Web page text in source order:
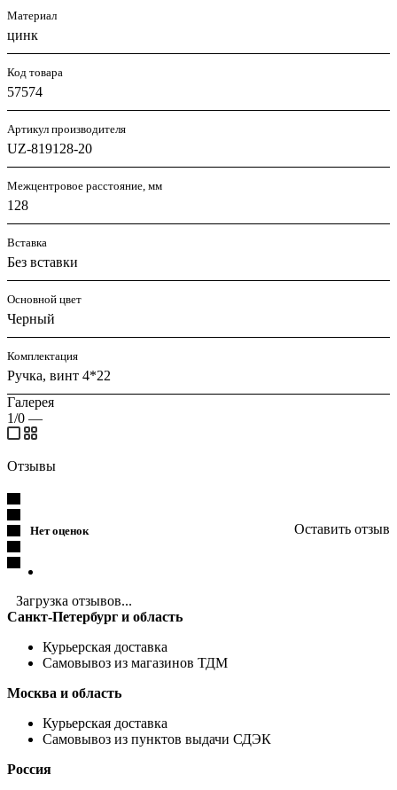
Материал
цинк
Код товара
57574
Артикул производителя
UZ-819128-20
Межцентровое расстояние, мм
128
Вставка
Без вставки
Основной цвет
Черный
Комплектация
Ручка, винт 4*22
Галерея
1/0 —
Отзывы
Нет оценок Оставить отзыв
Загрузка отзывов...
Санкт-Петербург и область
Курьерская доставка
Самовывоз из магазинов ТДМ
Москва и область
Курьерская доставка
Самовывоз из пунктов выдачи СДЭК
Россия